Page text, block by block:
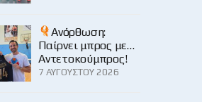
Ανόρθωση:
Παίρνει μπρος με…
Αντετοκούμπρος!
7 ΑΥΓΟΎΣΤΟΥ 2026